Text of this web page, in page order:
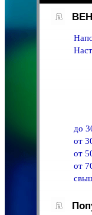
до
от
от
от